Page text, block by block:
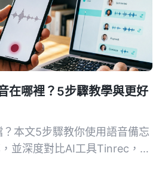
在哪裡？5步驟教學與更好
本文5步驟教你使用語音備忘
並深度對比AI工具Tinrec，讓